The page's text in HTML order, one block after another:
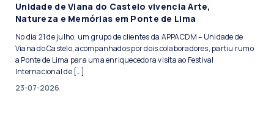
Unidade de Viana do Castelo vivencia Arte,
Natureza e Memórias em Ponte de Lima
No dia 21 de julho, um grupo de clientes da APPACDM – Unidade de
Viana do Castelo, acompanhados por dois colaboradores, partiu rumo
a Ponte de Lima para uma enriquecedora visita ao Festival
Internacional de […]
23-07-2026